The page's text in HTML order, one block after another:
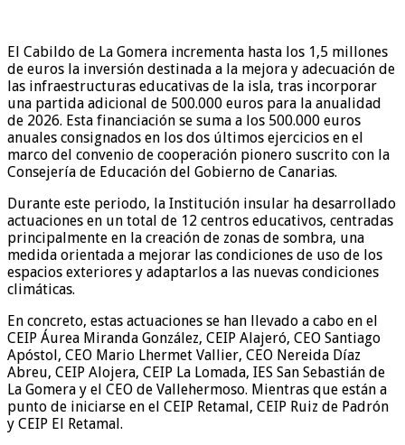
El Cabildo de La Gomera incrementa hasta los 1,5 millones
de euros la inversión destinada a la mejora y adecuación de
las infraestructuras educativas de la isla, tras incorporar
una partida adicional de 500.000 euros para la anualidad
de 2026. Esta financiación se suma a los 500.000 euros
anuales consignados en los dos últimos ejercicios en el
marco del convenio de cooperación pionero suscrito con la
Consejería de Educación del Gobierno de Canarias.
Durante este periodo, la Institución insular ha desarrollado
actuaciones en un total de 12 centros educativos, centradas
principalmente en la creación de zonas de sombra, una
medida orientada a mejorar las condiciones de uso de los
espacios exteriores y adaptarlos a las nuevas condiciones
climáticas.
En concreto, estas actuaciones se han llevado a cabo en el
CEIP Áurea Miranda González, CEIP Alajeró, CEO Santiago
Apóstol, CEO Mario Lhermet Vallier, CEO Nereida Díaz
Abreu, CEIP Alojera, CEIP La Lomada, IES San Sebastián de
La Gomera y el CEO de Vallehermoso. Mientras que están a
punto de iniciarse en el CEIP Retamal, CEIP Ruiz de Padrón
y CEIP El Retamal.